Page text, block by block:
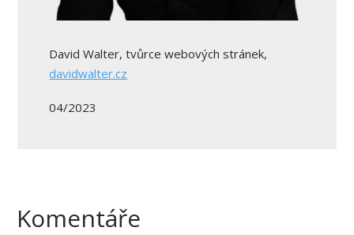
David Walter, tvůrce webových stránek,
davidwalter.cz
04/2023
Komentáře